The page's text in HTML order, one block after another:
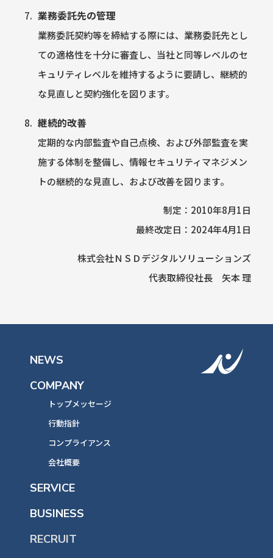
業務委託先の管理
業務委託契約等を締結する際には、業務委託先とし
ての適格性を十分に審査し、当社と同等レベルのセ
キュリティレベルを維持するように要請し、継続的
な見直しと契約強化を図ります。
継続的改善
定期的な内部監査や自己点検、および外部監査を実
施する体制を整備し、情報セキュリティマネジメン
トの継続的な見直し、および改善を図ります。
制定：2010年8月1日
最終改定日：2024年4月1日
株式会社ＮＳＤデジタルソリューションズ
代表取締役社長 矢本 理
NEWS
COMPANY
トップメッセージ
行動指針
コンプライアンス
会社概要
SERVICE
BUSINESS
RECRUIT